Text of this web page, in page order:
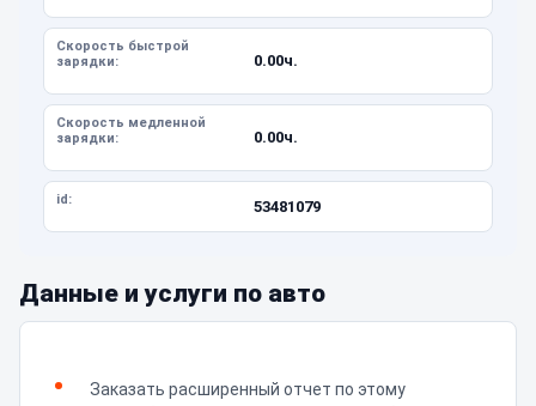
Скорость быстрой
зарядки:
0.00ч.
Скорость медленной
зарядки:
0.00ч.
id: 53481079
Данные и услуги по авто
Заказать расширенный отчет по этому